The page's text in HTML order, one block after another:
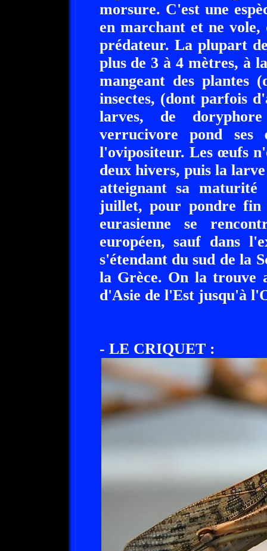
morsure. C'est une
en marchant et ne
prédateur. La plupart
plus de 3 à 4 mètres, à
mangeant des plantes
insectes, (dont parfois
larves, de
verrucivore pond
l'ovipositeur. Les œufs
deux hivers, puis la
atteignant sa maturité
juillet, pour pondre fin
eurasienne se
européen, sauf dans
s'étendant du sud de la
la Grèce. On la trouve
d'Asie de l'Est jusqu'à
- LE CRIQUET :